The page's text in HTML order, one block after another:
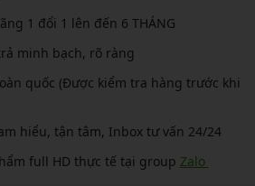
1 đổi 1 lên đến 6 THÁNG
minh bạch, rõ ràng
quốc (Được kiểm tra hàng trước khi
hiểu, tận tâm, Inbox tư vấn 24/24
full HD thực tế tại group Zalo